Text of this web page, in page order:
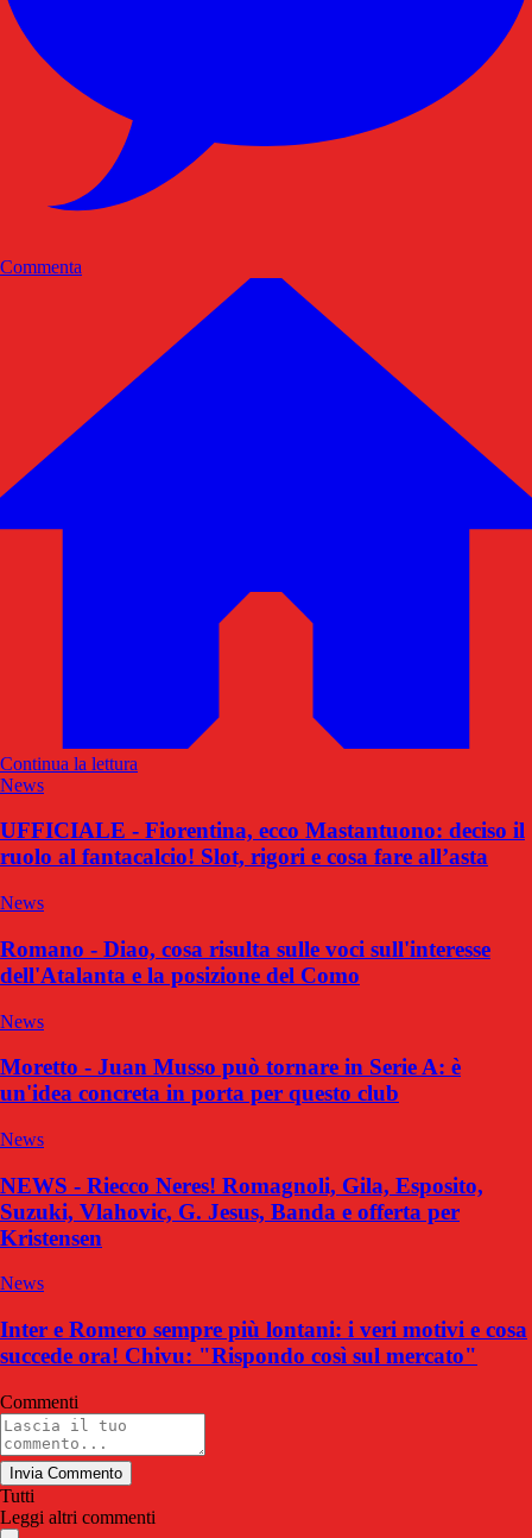
Commenta
Continua la lettura
News
UFFICIALE - Fiorentina, ecco Mastantuono: deciso il
ruolo al fantacalcio! Slot, rigori e cosa fare all’asta
News
Romano - Diao, cosa risulta sulle voci sull'interesse
dell'Atalanta e la posizione del Como
News
Moretto - Juan Musso può tornare in Serie A: è
un'idea concreta in porta per questo club
News
NEWS - Riecco Neres! Romagnoli, Gila, Esposito,
Suzuki, Vlahovic, G. Jesus, Banda e offerta per
Kristensen
News
Inter e Romero sempre più lontani: i veri motivi e cosa
succede ora! Chivu: "Rispondo così sul mercato"
Commenti
Invia Commento
Tutti
Leggi altri commenti